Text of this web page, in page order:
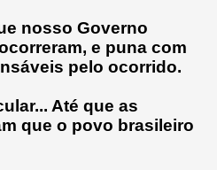
nosso Governo
e puna com
pelo ocorrido.
Até que as
que o povo brasileiro